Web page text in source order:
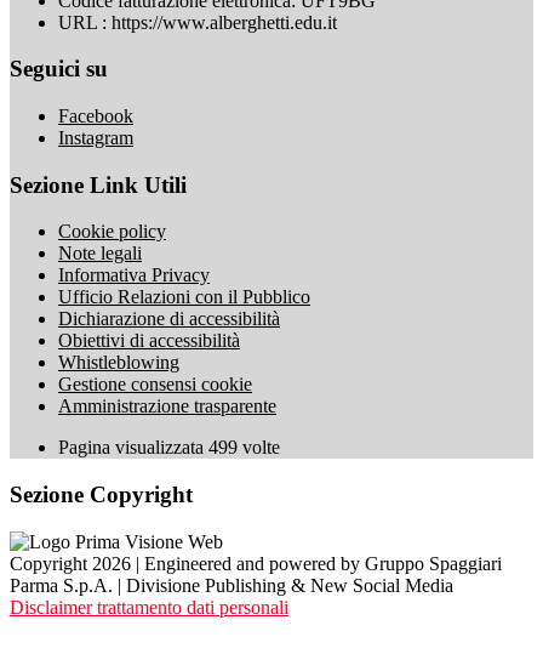
URL : https://www.alberghetti.edu.it
Seguici su
Facebook
Instagram
Sezione Link Utili
Cookie policy
Note legali
Informativa Privacy
Ufficio Relazioni con il Pubblico
Dichiarazione di accessibilità
Obiettivi di accessibilità
Whistleblowing
Gestione consensi cookie
Amministrazione trasparente
Pagina visualizzata 499 volte
Sezione Copyright
Copyright 2026 | Engineered and powered by Gruppo Spaggiari
Parma S.p.A. | Divisione Publishing & New Social Media
Disclaimer trattamento dati personali